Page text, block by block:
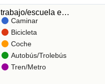
escuela e…
Caminar
Bicicleta
Coche
Autobús/Trolebús
Tren/Metro